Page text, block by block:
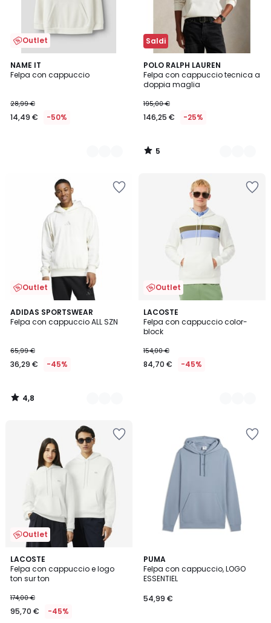
Outlet
NAME IT
Felpa con cappuccio
28,99 €
14,49 € -50%
2
Colori
Saldi
POLO RALPH LAUREN
Felpa con cappuccio tecnica a
doppia maglia
195,00 €
146,25 € -25%
5
/
5
2
Colori
5
/
Outlet
ADIDAS SPORTSWEAR
Felpa con cappuccio ALL SZN
65,99 €
36,29 € -45%
4,8
/ 5
3
Colori
4,8
/
Outlet
LACOSTE
Felpa con cappuccio color-
block
154,00 €
84,70 € -45%
2
Colori
Outlet
LACOSTE
Felpa con cappuccio e logo
ton sur ton
174,00 €
95,70 € -45%
3
Colori
PUMA
Felpa con cappuccio, LOGO
ESSENTIEL
54,99 €
3
Colori